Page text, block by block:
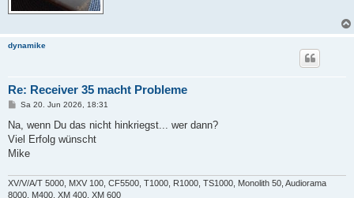
dynamike
Re: Receiver 35 macht Probleme
B
i
r
a
Sa 20. Jun 2026, 18:31
Na, wenn Du das nicht hinkriegst... wer dann?
Viel Erfolg wünscht
Mike
XV/V/A/T 5000, MXV 100, CF5500, T1000, R1000, TS1000, Monolith 50, Audiorama
8000, M400, XM 400, XM 600